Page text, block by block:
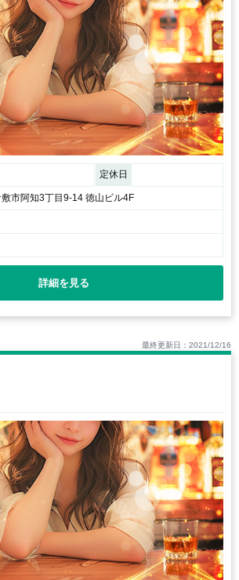
定休日
敷市阿知3丁目9-14 徳山ビル4F
詳細を見る
最終更新日：2021/12/16